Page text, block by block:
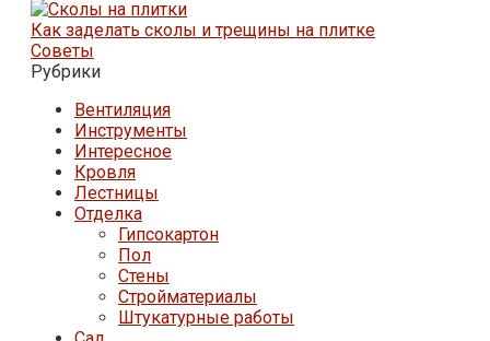
Как заделать сколы и трещины на плитке
Советы
Рубрики
Вентиляция
Инструменты
Интересное
Кровля
Лестницы
Отделка
Гипсокартон
Пол
Стены
Стройматериалы
Штукатурные работы